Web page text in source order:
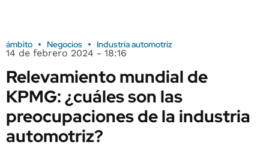
ámbito Negocios Industria automotriz
14 de febrero 2024 - 18:16
Relevamiento mundial de
KPMG: ¿cuáles son las
preocupaciones de la industria
automotriz?